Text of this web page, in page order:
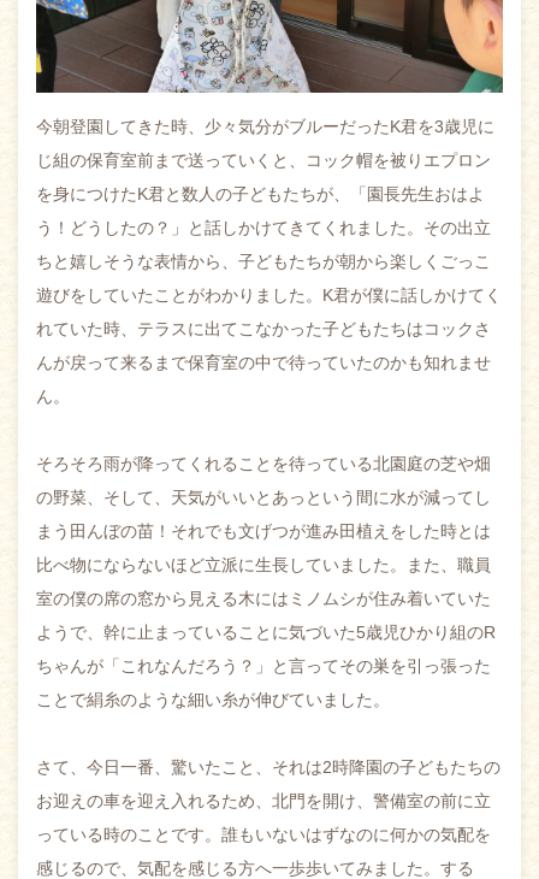
今朝登園してきた時、少々気分がブルーだったK君を3歳児に
じ組の保育室前まで送っていくと、コック帽を被りエプロン
を身につけたK君と数人の子どもたちが、「園長先生おはよ
う！どうしたの？」と話しかけてきてくれました。その出立
ちと嬉しそうな表情から、子どもたちが朝から楽しくごっこ
遊びをしていたことがわかりました。K君が僕に話しかけてく
れていた時、テラスに出てこなかった子どもたちはコックさ
んが戻って来るまで保育室の中で待っていたのかも知れませ
ん。
そろそろ雨が降ってくれることを待っている北園庭の芝や畑
の野菜、そして、天気がいいとあっという間に水が減ってし
まう田んぼの苗！それでも文げつが進み田植えをした時とは
比べ物にならないほど立派に生長していました。また、職員
室の僕の席の窓から見える木にはミノムシが住み着いていた
ようで、幹に止まっていることに気づいた5歳児ひかり組のR
ちゃんが「これなんだろう？」と言ってその巣を引っ張った
ことで絹糸のような細い糸が伸びていました。
さて、今日一番、驚いたこと、それは2時降園の子どもたちの
お迎えの車を迎え入れるため、北門を開け、警備室の前に立
っている時のことです。誰もいないはずなのに何かの気配を
感じるので、気配を感じる方へ一歩歩いてみました。する